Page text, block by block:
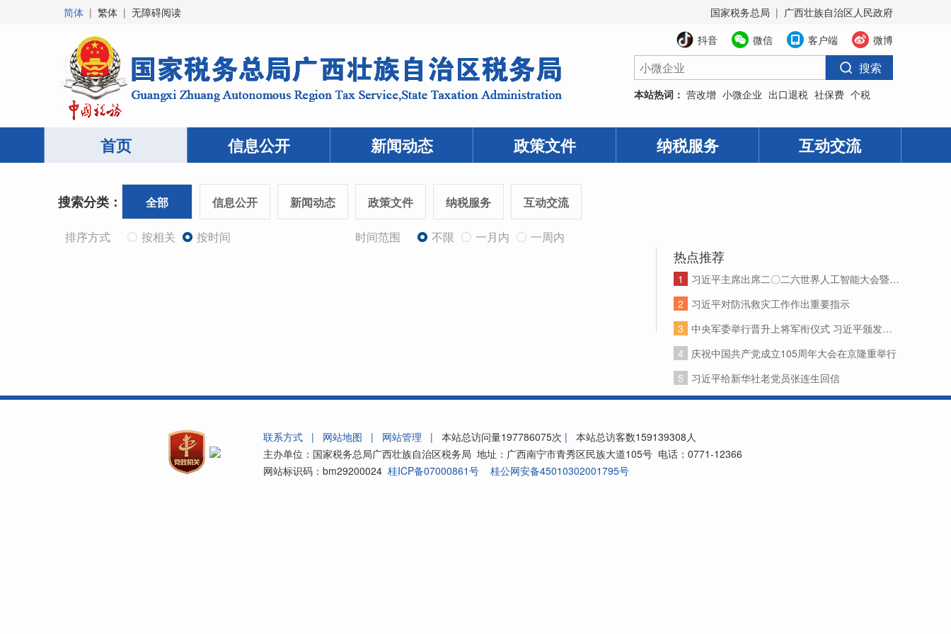
简体 | 繁体 | 无障碍阅读 国家税务总局 | 广西壮族自治区人民政府
抖音
微信 客户端 微博
本站热词： 营改增 小微企业 出口退税 社保费 个税
首页 信息公开 新闻动态 政策文件 纳税服务 互动交流
搜索分类： 全部 信息公开 新闻动态 政策文件 纳税服务 互动交流
排序方式 按相关 按时间 时间范围 不限 一月内 一周内
热点推荐
1
习近平主席出席二〇二六世界人工智能大会暨人工智能全球治理高级别会议系列活动纪实
2
习近平对防汛救灾工作作出重要指示
3
中央军委举行晋升上将军衔仪式 习近平颁发命令状并向晋衔的军官表示祝贺
4
庆祝中国共产党成立105周年大会在京隆重举行
5
习近平给新华社老党员张连生回信
联系方式 | 网站地图 | 网站管理 | 本站总访问量197786075次 | 本站总访客数159139308人
主办单位：国家税务总局广西壮族自治区税务局 地址：广西南宁市青秀区民族大道105号 电话：0771-12366
网站标识码：bm29200024 桂ICP备07000861号 桂公网安备45010302001795号